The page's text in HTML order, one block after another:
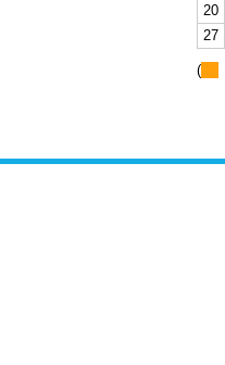
20
27
(